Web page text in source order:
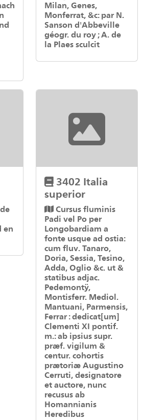
Milan, Genes,
Monferrat, &c: par N.
Sanson d'Abbeville
géogr. du roy ; A. de
la Plaes sculcit
en
3402 Italia
superior
Cursus fluminis
Padi vel Po per
Longobardiam a
fonte usque ad ostia:
cum fluv. Tanaro,
Doria, Sessia, Tesino,
Adda, Oglio &c. ut &
statibus adjac.
Pedemontÿ,
Montisferr. Mediol.
Mantuani, Parmensis,
Ferrar : dedicat[um]
Clementi XI pontif.
m.: ab ipsius supr.
præf. vigilum &
centur. cohortis
prætoriæ Augustino
Cerruti, designatore
et auctore, nunc
recusus ab
Homannianis
Heredibus